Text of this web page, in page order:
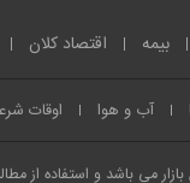
بیمه اقتصاد کلان
آب و هوا اوقات
می باشد و استفاده از